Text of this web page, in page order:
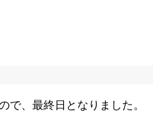
で、最終日となりました。